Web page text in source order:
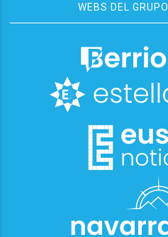
WEBS DEL